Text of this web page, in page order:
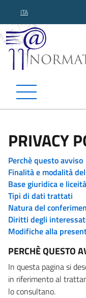
ITA
PRIVACY
Perchè questo avviso
Finalità e modalità
Base giuridica e
Tipi di dati trattati
Natura del
Diritti degli
Modifiche alla
PERCHÈ QUESTO
In questa pagina si
in riferimento al
lo consultano.